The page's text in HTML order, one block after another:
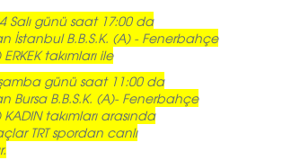
Salı günü saat 17:00 da
İstanbul B.B.S.K. (A) - Fenerbahçe
takımları ile
günü saat 11:00 da
Bursa B.B.S.K. (A)- Fenerbahçe
takımları arasında
TRT spordan canlı